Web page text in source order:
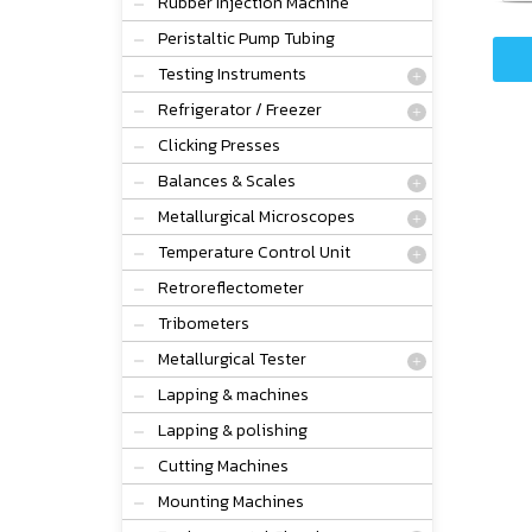
Peristaltic Pump Tubing
Testing Instruments
Refrigerator / Freezer
Clicking Presses
Balances & Scales
Metallurgical Microscopes
Temperature Control Unit
Retroreflectometer
Tribometers
Metallurgical Tester
Lapping & machines
Lapping & polishing
Cutting Machines
Mounting Machines